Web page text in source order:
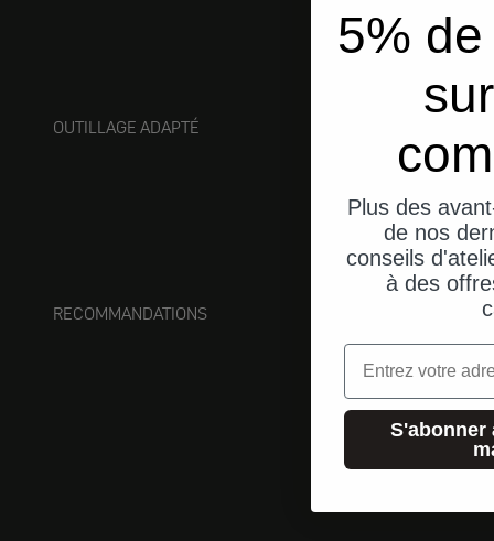
OUTILLAGE ADAPTÉ
RECOMMANDATIONS
5%
Plus des
de nos
conseils
à des
Email
S'abonner